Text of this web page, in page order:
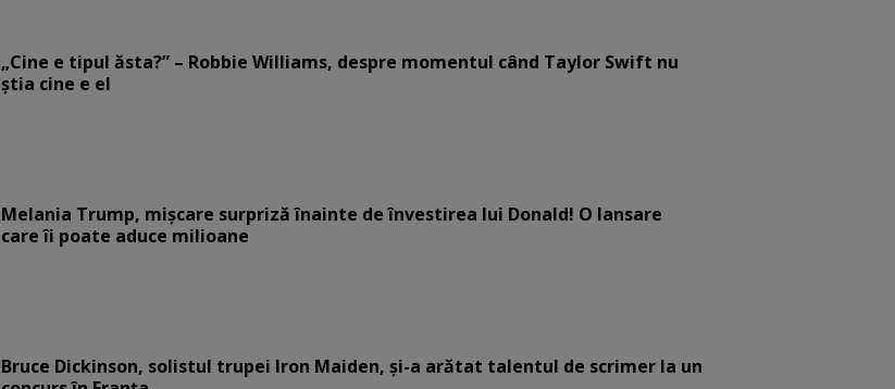
„Cine e tipul ăsta?” – Robbie Williams, despre momentul când Taylor Swift nu
știa cine e el
Melania Trump, mișcare surpriză înainte de învestirea lui Donald! O lansare
care îi poate aduce milioane
Bruce Dickinson, solistul trupei Iron Maiden, şi-a arătat talentul de scrimer la un